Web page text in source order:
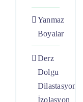
Yanmaz
Boyalar
Derz
Dolgu
Dilastasyon
İzolasyon